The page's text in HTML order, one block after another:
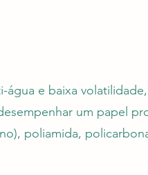
e baixa
um papel
poliamida,